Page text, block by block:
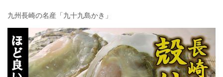
九州長崎の名産「九十九島かき」